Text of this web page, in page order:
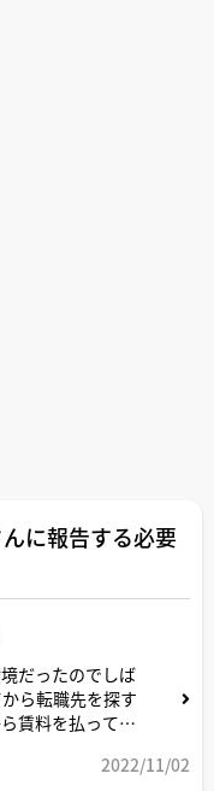
に報告する必要
だったのでしば
ら転職先を探す
賃料を払ってい
2022/11/02